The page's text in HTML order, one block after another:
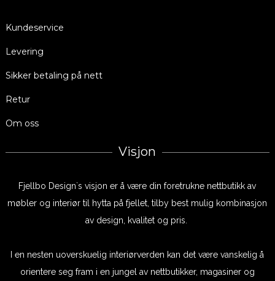
Kundeservice
Levering
Sikker betaling på nett
Retur
Om oss
Visjon
Fjellbo Design`s visjon er å være din foretrukne nettbutikk av
møbler og interiør til hytta på fjellet, tilby best mulig kombinasjon
av design, kvalitet og pris.
I en nesten uoverskuelig interiørverden kan det være vanskelig å
orientere seg fram i en jungel av nettbutikker, magasiner og